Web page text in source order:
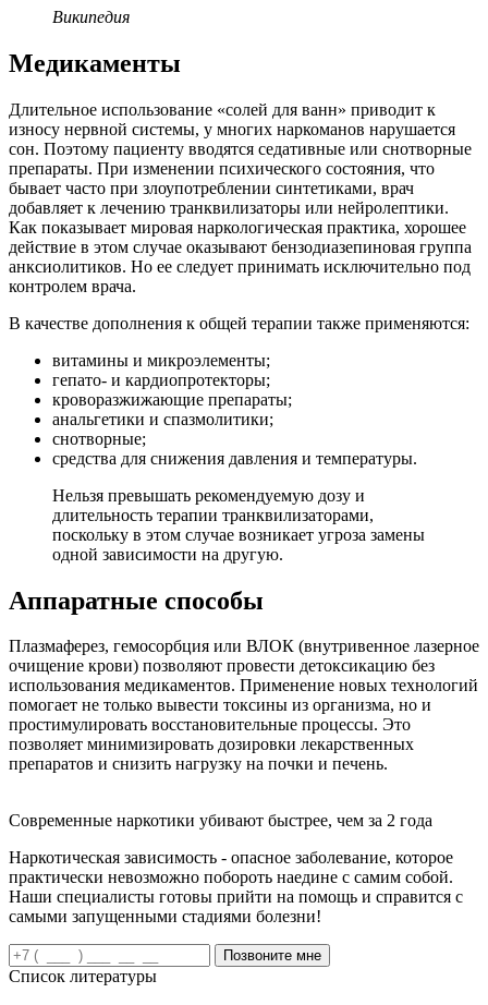
Википедия
Медикаменты
Длительное использование «солей для ванн» приводит к
износу нервной системы, у многих наркоманов нарушается
сон. Поэтому пациенту вводятся седативные или снотворные
препараты. При изменении психического состояния, что
бывает часто при злоупотреблении синтетиками, врач
добавляет к лечению транквилизаторы или нейролептики.
Как показывает мировая наркологическая практика, хорошее
действие в этом случае оказывают бензодиазепиновая группа
анксиолитиков. Но ее следует принимать исключительно под
контролем врача.
В качестве дополнения к общей терапии также применяются:
витамины и микроэлементы;
гепато- и кардиопротекторы;
кроворазжижающие препараты;
анальгетики и спазмолитики;
снотворные;
средства для снижения давления и температуры.
Нельзя превышать рекомендуемую дозу и
длительность терапии транквилизаторами,
поскольку в этом случае возникает угроза замены
одной зависимости на другую.
Аппаратные способы
Плазмаферез, гемосорбция или ВЛОК (внутривенное лазерное
очищение крови) позволяют провести детоксикацию без
использования медикаментов. Применение новых технологий
помогает не только вывести токсины из организма, но и
простимулировать восстановительные процессы. Это
позволяет минимизировать дозировки лекарственных
препаратов и снизить нагрузку на почки и печень.
Современные наркотики убивают быстрее, чем за 2 года
Наркотическая зависимость - опасное заболевание, которое
практически невозможно побороть наедине с самим собой.
Наши специалисты готовы прийти на помощь и справится с
самыми запущенными стадиями болезни!
Позвоните мне
Список литературы